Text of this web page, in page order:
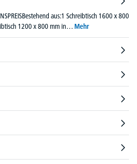
aus:1 Schreibtisch 1600 x 800
1200 x 800 mm in… Mehr